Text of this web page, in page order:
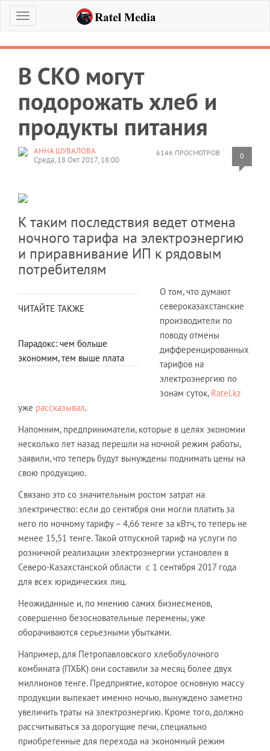
Меню
В СКО могут
подорожать хлеб и
продукты питания
6146 ПРОСМОТРОВ 0
АННА ШУВАЛОВА
Среда, 18 Окт 2017, 18:00
К таким последствия ведет отмена
ночного тарифа на электроэнергию
и приравнивание ИП к рядовым
потребителям
ЧИТАЙТЕ ТАКЖЕ
Парадокс: чем больше
экономим, тем выше плата
О том, что думают
североказахстанские
производители по
поводу отмены
дифференцированных
тарифов на
электроэнергию по
зонам суток, Ratel.kz
уже рассказывал.
Напомним, предприниматели, которые в целях экономии
несколько лет назад перешли на ночной режим работы,
заявили, что теперь будут вынуждены поднимать цены на
свою продукцию.
Связано это со значительным ростом затрат на
электричество: если до сентября они могли платить за
него по ночному тарифу – 4,66 тенге за кВтч, то теперь не
менее 15,51 тенге. Такой отпускной тариф на услуги по
розничной реализации электроэнергии установлен в
Северо-Казахстанской области с 1 сентября 2017 года
для всех юридических лиц.
Неожиданные и, по мнению самих бизнесменов,
совершенно безосновательные перемены, уже
оборачиваются серьезными убытками.
Например, для Петропавловского хлебобулочного
комбината (ПХБК) они составили за месяц более двух
миллионов тенге. Предприятие, которое основную массу
продукции выпекает именно ночью, вынуждено заметно
увеличить траты на электроэнергию. Кроме того, должно
рассчитываться за дорогущие печи, специально
приобретенные для перехода на экономный режим